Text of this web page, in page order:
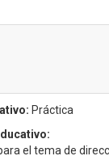
Práctica
el tema de